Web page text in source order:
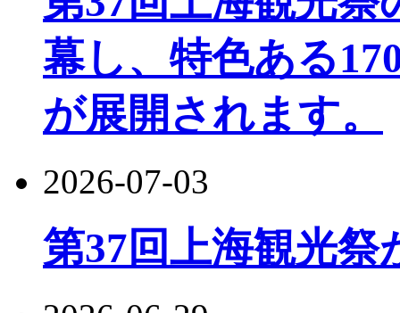
幕し、特色ある
が展開されます。
2026-07-03
第37回上海観光祭